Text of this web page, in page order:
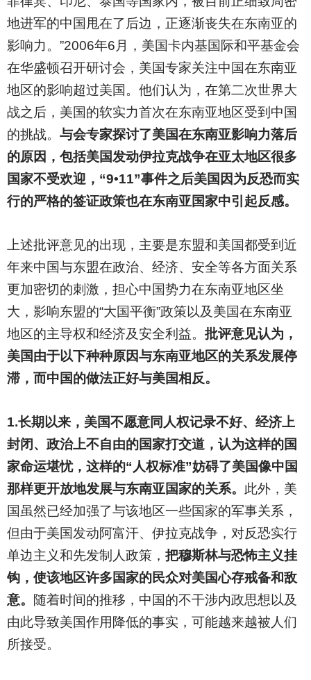
地进军的中国甩在了后边，正逐渐丧失在东南亚的
影响力。”2006年6月，美国卡内基国际和平基金会
在华盛顿召开研讨会，美国专家关注中国在东南亚
地区的影响超过美国。他们认为，在第二次世界大
战之后，美国的软实力首次在东南亚地区受到中国
的挑战。 与会专家探讨了美国在东南亚影响力落后
的原因，包括美国发动伊拉克战争在亚太地区很多
国家不受欢迎，“9•11”事件之后美国因为反恐而实
行的严格的签证政策也在东南亚国家中引起反感。
上述批评意见的出现，主要是东盟和美国都受到近
年来中国与东盟在政治、经济、安全等各方面关系
更加密切的刺激，担心中国势力在东南亚地区坐
大，影响东盟的“大国平衡”政策以及美国在东南亚
地区的主导权和经济及安全利益。 批评意见认为，
美国由于以下种种原因与东南亚地区的关系发展停
滞，而中国的做法正好与美国相反。
1.长期以来，美国不愿意同人权记录不好、经济上
封闭、政治上不自由的国家打交道，认为这样的国
家命运堪忧，这样的“人权标准”妨碍了美国像中国
那样更开放地发展与东南亚国家的关系。 此外，美
国虽然已经加强了与该地区一些国家的军事关系，
但由于美国发动阿富汗、伊拉克战争，对反恐实行
单边主义和先发制人政策， 把穆斯林与恐怖主义挂
钩，使该地区许多国家的民众对美国心存戒备和敌
意。
随着时间的推移，中国的不干涉内政思想以及
由此导致美国作用降低的事实，可能越来越被人们
所接受。